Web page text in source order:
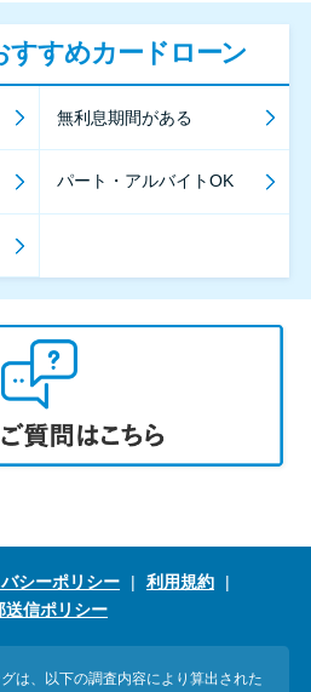
すすめカードローン
無利息期間がある
パート・アルバイトOK
シーポリシー
利用規約
送信ポリシー
は、以下の調査内容により算出された